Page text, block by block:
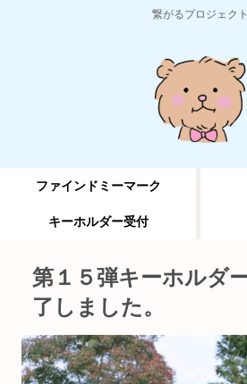
繋がるプロジェクト
ファインドミーマーク
キーホルダー受付
第１５弾キーホルダ
了しました。